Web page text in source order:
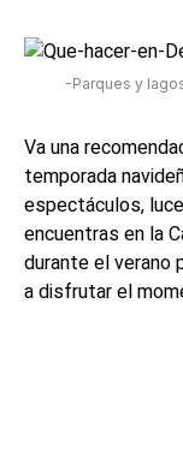
-Parques y
Va una
temporada
espectáculos,
encuentras en la
durante el verano
a disfrutar el